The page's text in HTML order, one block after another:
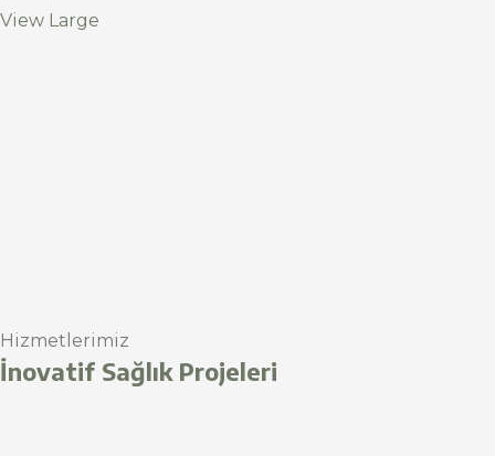
View Large
Hizmetlerimiz
İnovatif Sağlık Projeleri